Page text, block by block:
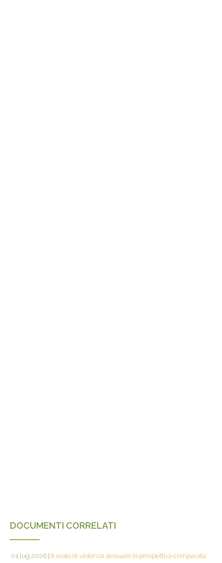
DOCUMENTI CORRELATI
01 lug 2026
Il reato di violenza sessuale in prospettiva comparata: